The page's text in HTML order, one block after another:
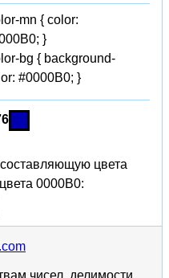
mn { color:
}
bg { background-
#0000B0; }
цвета
0000B0:
чисел, делимости